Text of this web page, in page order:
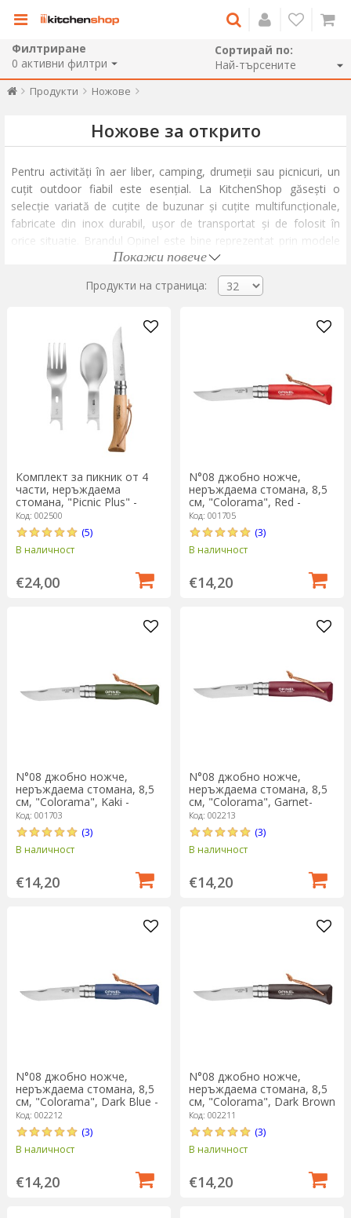
Филтриране
0 активни филтри
Сортирай по:
Продукти Ножове
Ножове за открито
Pentru activități în aer liber, camping, drumeții sau picnicuri, un
cuțit outdoor fiabil este esențial. La KitchenShop găsești o
selecție variată de cuțite de buzunar și cuțite multifuncționale,
fabricate din inox durabil, ușor de transportat și de folosit în
orice situație. Brandul Opinel este bine reprezentat prin modele
clasice sau colorate, ideale pentru cei care apreciază
funcționalitatea într-un design compact și sigur.
Indiferent că ai nevoie de un cuțit pliabil pentru rucsacul de zi cu
zi, de un cuțit pentru camping sau de un set util în natură,
produsele noastre sunt o alegere practică. Dacă vrei să îți
completezi echipamentul pentru picnic, îți recomandăm să
explorezi și
seturile de tacâmuri
alimentesau termosurile
pentru a menține băuturile reci.
Pregătește-te pentru orice ieșire în natură cu ustensilele
potrivite, alese să fie utile, sigure și ușor de folosit.
Покажи повече
Продукти на страница:
Комплект за пикник от 4
части, неръждаема
стомана, "Picnic Plus" -
Opinel
Код: 002500
(5)
В наличност
€24,00
N°08 джобно ножче,
неръждаема стомана, 8,5
см, "Colorama", Red -
Opinel
Код: 001705
(3)
В наличност
€14,20
N°08 джобно ножче,
неръждаема стомана, 8,5
см, "Colorama", Kaki -
Opinel
Код: 001703
(3)
В наличност
€14,20
N°08 джобно ножче,
неръждаема стомана, 8,5
см, "Colorama", Garnet-
Opinel
Код: 002213
(3)
В наличност
€14,20
N°08 джобно ножче,
неръждаема стомана, 8,5
см, "Colorama", Dark Blue -
Opinel
Код: 002212
(3)
В наличност
€14,20
N°08 джобно ножче,
неръждаема стомана, 8,5
см, "Colorama", Dark Brown
- Opinel
Код: 002211
(3)
В наличност
€14,20